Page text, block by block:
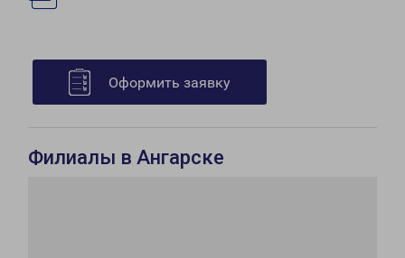
Оформить заявку
Филиалы в Ангарске